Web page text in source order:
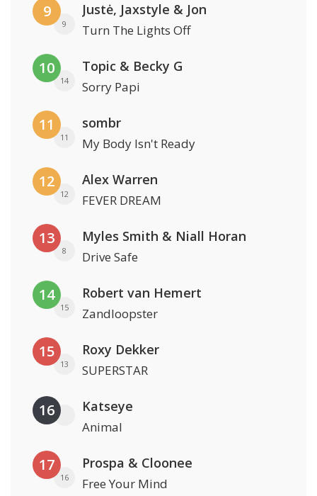
9
9
Justė, Jaxstyle & Jon
Turn The Lights Off
10
14
Topic & Becky G
Sorry Papi
11
11
sombr
My Body Isn't Ready
12
12
Alex Warren
FEVER DREAM
13
8
Myles Smith & Niall Horan
Drive Safe
14
15
Robert van Hemert
Zandloopster
15
13
Roxy Dekker
SUPERSTAR
16 Katseye
Animal
17
16
Prospa & Cloonee
Free Your Mind